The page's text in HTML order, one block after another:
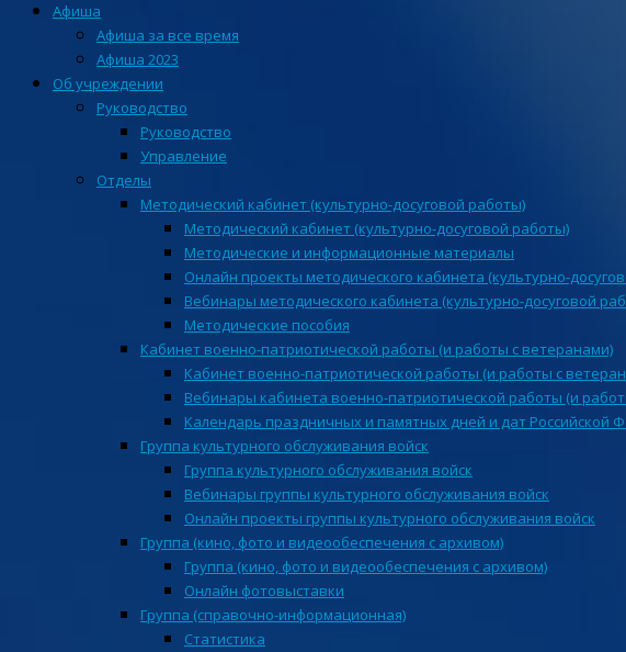
Афиша
Афиша за все время
Афиша 2023
Об учреждении
Руководство
Руководство
Управление
Отделы
Методический кабинет (культурно-досуговой работы)
Методический кабинет (культурно-досуговой работы)
Методические и информационные материалы
Онлайн проекты методического кабинета (культурно-
Вебинары методического кабинета (культурно-досуговой
Методические пособия
Кабинет военно-патриотической работы (и работы с ветеранами)
Кабинет военно-патриотической работы (и работы с
Вебинары кабинета военно-патриотической работы (и
Календарь праздничных и памятных дней и дат Российской
Группа культурного обслуживания войск
Группа культурного обслуживания войск
Вебинары группы культурного обслуживания войск
Онлайн проекты группы культурного обслуживания войск
Группа (кино, фото и видеообеспечения с архивом)
Группа (кино, фото и видеообеспечения с архивом)
Онлайн фотовыставки
Группа (справочно-информационная)
Статистика